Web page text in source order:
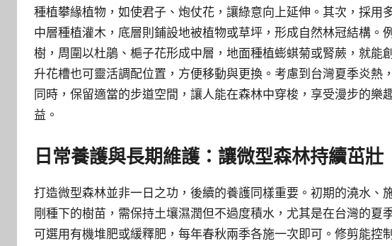
種植攀緣植物，如使君子、炮仗花，讓綠意向上延伸。其次，採用
中層種植灌木，底層則鋪設地被植物或草坪，形成自然林冠結構。
樹，周圍以杜鵑、梔子花形成中層，地面種植蟛蜞菊或腎蕨，就能
升花槽也可靈活調配位置，方便移動與更換。考慮到台灣夏季炎熱
同時，保留適當的步道空間，讓人能在森林中穿梭，享受漫步的樂
益。
日常養護與長期維護：讓微型森林持續茁壯
打造微型森林並非一日之功，後續的養護同樣重要。初期的澆水、
剛種下的樹苗，需保持土壤濕潤但不過度積水，尤其是在台灣的夏
可選用有機堆肥或緩釋肥，每年春秋兩季各施一次即可。修剪能控